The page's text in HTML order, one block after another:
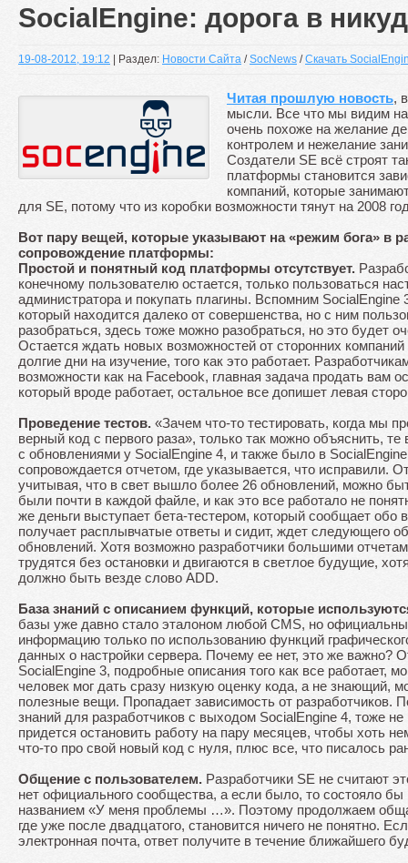
SocialEngine: дорога в
19-08-2012, 19:12 | Раздел: Новости Сайта /SocNews /Скачать
Читая прошлую новость,
мысли. Все что мы видим
очень похоже на желание
контролем и нежелание
Создатели SE всё строят
платформы становится
компаний, которые
для SE, потому что из коробки возможности тянут на 2008
Вот пару вещей, которые указывают на «режим бога» в
сопровождение платформы:
Простой и понятный код платформы отсутствует.
конечному пользователю остается, только пользоваться
администратора и покупать плагины. Вспомним SocialEngine
который находится далеко от совершенства, но с ним
разобраться, здесь тоже можно разобраться, но это будет
Остается ждать новых возможностей от сторонних компаний
долгие дни на изучение, того как это работает.
возможности как на Facebook, главная задача продать вам
который вроде работает, остальное все допишет левая
Проведение тестов. «Зачем что-то тестировать, когда мы
верный код с первого раза», только так можно объяснить,
с обновлениями у SocialEngine 4, и также было в
сопровождается отчетом, где указывается, что исправили.
учитывая, что в свет вышло более 26 обновлений, можно
были почти в каждой файле, и как это все работало не
же деньги выступает бета-тестером, который сообщает обо
получает расплывчатые ответы и сидит, ждет следующего
обновлений. Хотя возможно разработчики большими
трудятся без остановки и двигаются в светлое будущие,
должно быть везде слово ADD.
База знаний с описанием функций, которые
базы уже давно стало эталоном любой CMS, но
информацию только по использованию функций
данных о настройки сервера. Почему ее нет, это же важно?
SocialEngine 3, подробные описания того как все работает,
человек мог дать сразу низкую оценку кода, а не знающий,
полезные вещи. Пропадает зависимость от разработчиков.
знаний для разработчиков с выходом SocialEngine 4, тоже
придется остановить работу на пару месяцев, чтобы хоть
что-то про свой новый код с нуля, плюс все, что писалось
Общение с пользователем. Разработчики SE не считают
нет официального сообщества, а если было, то состояло бы
названием «У меня проблемы …». Поэтому продолжаем
где уже после двадцатого, становится ничего не понятно.
электронная почта, ответ получите в течение ближайшего